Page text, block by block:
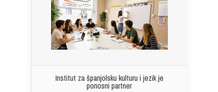
Institut za španjolsku kulturu i jezik je
ponosni partner